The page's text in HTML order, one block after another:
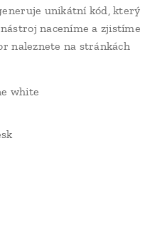
unikátní kód, který
naceníme a zjistíme
naleznete na stránkách
white